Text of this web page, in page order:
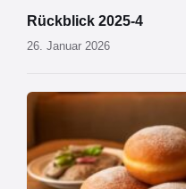
Rückblick 2025-4
26. Januar 2026